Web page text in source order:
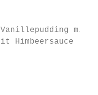
mit
Himbeersauce